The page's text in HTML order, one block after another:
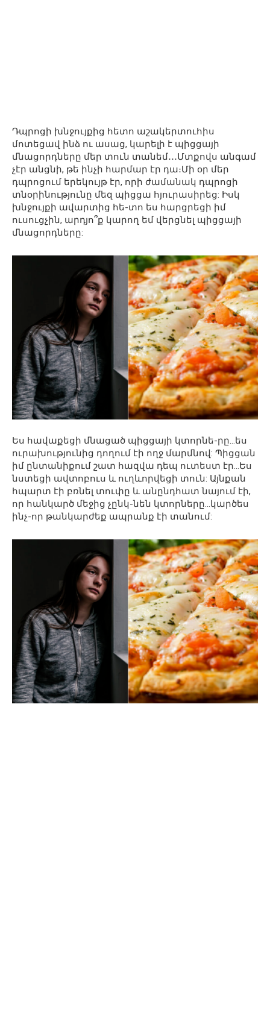
Դպրոցի խնջույքից հետո աշակերտուհիս
մոտեցավ ինձ ու ասաց, կարելի է պիցցայի
մնացորդները մեր տուն տանեմ․․․Մտքովս անգամ
չէր անցնի, թե ինչի հարմար էր դա։Մի օր մեր
դպրոցում երեկույթ էր, որի ժամանակ դպրոցի
տնօրինությունը մեզ պիցցա հյուրասիրեց: Իսկ
խնջույքի ավարտից հե-տո ես հարցրեցի իմ
ուսուցչին, արդյո՞ք կարող եմ վերցնել պիցցայի
մնացորդները:
Ես հավաքեցի մնացած պիցցայի կտորնե-րը…ես
ուրախությունից դողում էի ողջ մարմնով: Պիցցան
իմ ընտանիքում շատ հազվա դեպ ուտեստ էր…Ես
նստեցի ավտոբուս և ուղևորվեցի տուն: Այնքան
հպարտ էի բռնել տուփը և անընդհատ նայում էի,
որ հանկարծ մեջից չընկ-նեն կտորները…կարծես
ինչ-որ թանկարժեք ապրանք էի տանում: